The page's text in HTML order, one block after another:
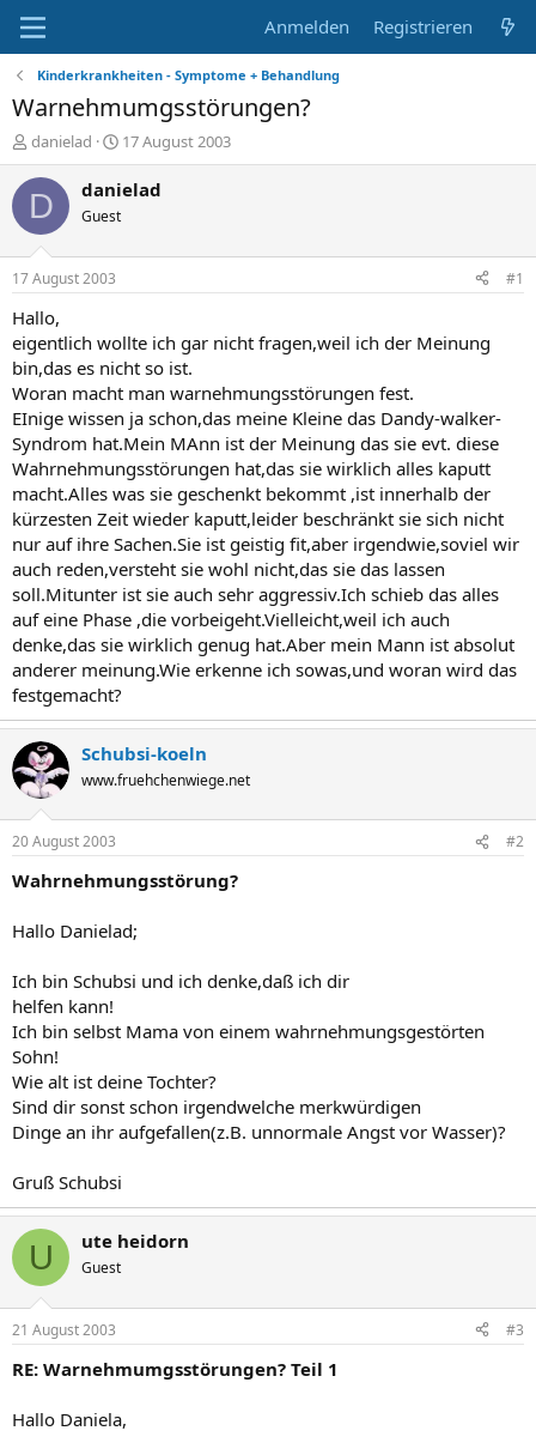
Anmelden Registrieren
Kinderkrankheiten - Symptome + Behandlung
Warnehmumgsstörungen?
E
r
s
e
r
danielad
E
r
s
t
m
17 August 2003
D danielad
Guest
17 August 2003 #1
Hallo,
eigentlich wollte ich gar nicht fragen,weil ich der Meinung
bin,das es nicht so ist.
Woran macht man warnehmungsstörungen fest.
EInige wissen ja schon,das meine Kleine das Dandy-walker-
Syndrom hat.Mein MAnn ist der Meinung das sie evt. diese
Wahrnehmungsstörungen hat,das sie wirklich alles kaputt
macht.Alles was sie geschenkt bekommt ,ist innerhalb der
kürzesten Zeit wieder kaputt,leider beschränkt sie sich nicht
nur auf ihre Sachen.Sie ist geistig fit,aber irgendwie,soviel wir
auch reden,versteht sie wohl nicht,das sie das lassen
soll.Mitunter ist sie auch sehr aggressiv.Ich schieb das alles
auf eine Phase ,die vorbeigeht.Vielleicht,weil ich auch
denke,das sie wirklich genug hat.Aber mein Mann ist absolut
anderer meinung.Wie erkenne ich sowas,und woran wird das
festgemacht?
Schubsi-koeln
www.fruehchenwiege.net
20 August 2003 #2
Wahrnehmungsstörung?
Hallo Danielad;
Ich bin Schubsi und ich denke,daß ich dir
helfen kann!
Ich bin selbst Mama von einem wahrnehmungsgestörten
Sohn!
Wie alt ist deine Tochter?
Sind dir sonst schon irgendwelche merkwürdigen
Dinge an ihr aufgefallen(z.B. unnormale Angst vor Wasser)?
Gruß Schubsi
U ute heidorn
Guest
21 August 2003 #3
RE: Warnehmumgsstörungen? Teil 1
Hallo Daniela,